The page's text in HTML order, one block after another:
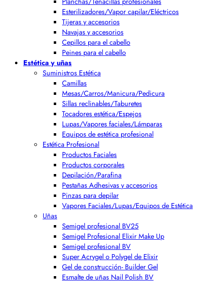
Esterilizadores/Vapor capilar/Eléctricos
Tijeras y accesorios
Navajas y accesorios
Cepillos para el cabello
Peines para el cabello
Estética y uñas
Suministros Estética
Camillas
Mesas/Carros/Manicura/Pedicura
Sillas reclinables/Taburetes
Tocadores estética/Espejos
Lupas/Vapores faciales/Lámparas
Equipos de estética profesional
Estética Profesional
Productos Faciales
Productos corporales
Depilación/Parafina
Pestañas Adhesivas y accesorios
Pinzas para depilar
Vapores Faciales/Lupas/Equipos de Estética
Uñas
Semigel profesional BV25
Semigel Profesional Elixir Make Up
Semigel profesional BV
Super Acrygel o Polygel de Elixir
Gel de construcción- Builder Gel
Esmalte de uñas Nail Polish BV